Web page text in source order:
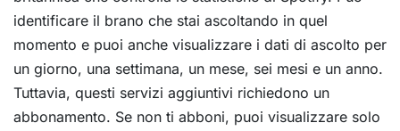
identificare il brano che stai ascoltando in quel
momento e puoi anche visualizzare i dati di ascolto per
un giorno, una settimana, un mese, sei mesi e un anno.
Tuttavia, questi servizi aggiuntivi richiedono un
abbonamento. Se non ti abboni, puoi visualizzare solo